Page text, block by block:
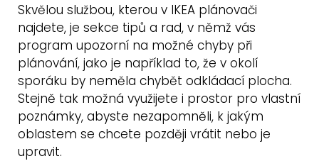
Skvělou službou, kterou v IKEA plánovači
najdete, je sekce tipů a rad, v němž vás
program upozorní na možné chyby při
plánování, jako je například to, že v okolí
sporáku by neměla chybět odkládací plocha.
Stejně tak možná využijete i prostor pro vlastní
poznámky, abyste nezapomněli, k jakým
oblastem se chcete později vrátit nebo je
upravit.